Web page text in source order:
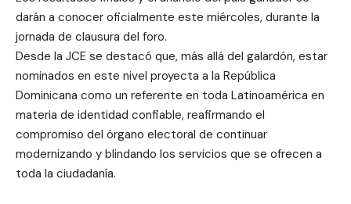
darán a conocer oficialmente este miércoles, durante la
jornada de clausura del foro.
Desde la JCE se destacó que, más allá del galardón, estar
nominados en este nivel proyecta a la República
Dominicana como un referente en toda Latinoamérica en
materia de identidad confiable, reafirmando el
compromiso del órgano electoral de continuar
modernizando y blindando los servicios que se ofrecen a
toda la ciudadanía.